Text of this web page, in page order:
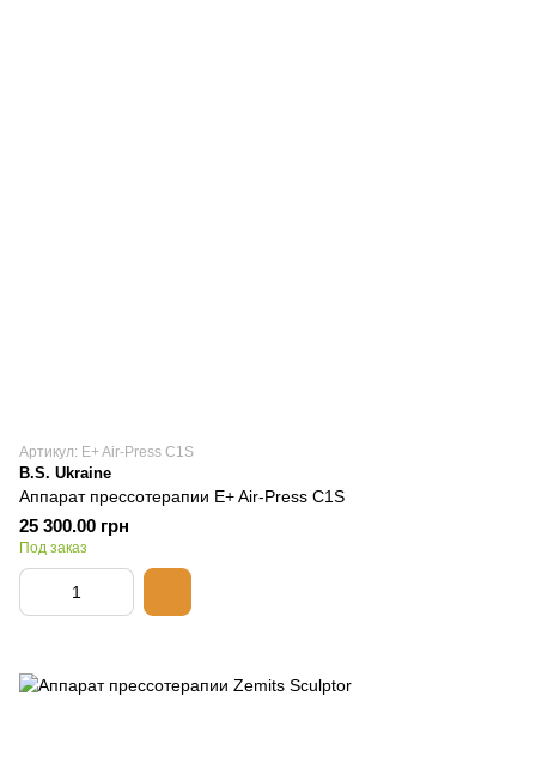
Артикул: E+ Air-Press C1S
B.S. Ukraine
Аппарат прессотерапии E+ Air-Press C1S
25 300.00 грн
Под заказ